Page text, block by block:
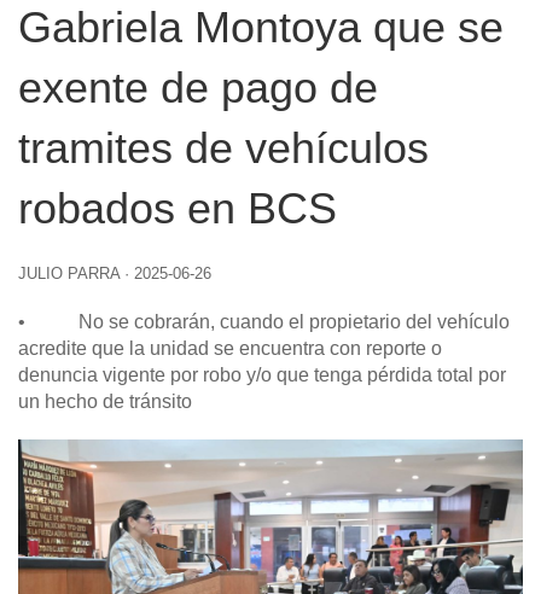
Gabriela Montoya que se
exente de pago de
tramites de vehículos
robados en BCS
JULIO PARRA · 2025-06-26
• No se cobrarán, cuando el propietario del vehículo
acredite que la unidad se encuentra con reporte o
denuncia vigente por robo y/o que tenga pérdida total por
un hecho de tránsito